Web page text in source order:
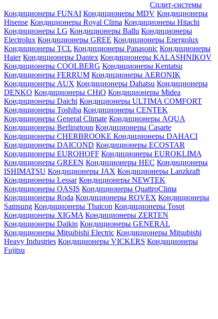
Сплит-системы
Кондиционеры FUNAI Кондиционеры MDV Кондиционеры
Hisense Кондиционеры Royal Clima Кондиционеры Hitachi
Кондиционеры LG Кондиционеры Ballu Кондиционеры
Electrolux Кондиционеры GREE Кондиционеры Energolux
Кондиционеры TCL Кондиционеры Panasonic Кондиционеры
Haier Кондиционеры Dantex Кондиционеры KALASHNIKOV
Кондиционеры СOOLBERG Кондиционеры Kentatsu
Кондиционеры FERRUM Кондиционеры AERONIK
Кондиционеры AUX Кондиционеры Dahatsu Кондиционеры
DENKO Кондиционеры CHiQ Кондиционеры Midea
Кондиционеры Daichi Кондиционеры ULTIMA COMFORT
Кондиционеры Toshiba Кондиционеры CENTEK
Кондиционеры General Climate Кондиционеры AQUA
Кондиционеры Berlingtoun Кондиционеры Casarte
Кондиционеры CHERBROOKE Кондиционеры DAHACI
Кондиционеры DAICOND Кондиционеры ECOSTAR
Кондиционеры EUROHOFF Кондиционеры EUROKLIMA
Кондиционеры GREEN Кондиционеры HEC Кондиционеры
ISHIMATSU Кондиционеры JAX Кондиционеры Lanzkraft
Кондиционеры Lessar Кондиционеры NEWTEK
Кондиционеры OASIS Кондиционеры QuattroClima
Кондиционеры Roda Кондиционеры ROVEX Кондиционеры
Samsung Кондиционеры Thaicon Кондиционеры Tosot
Кондиционеры XIGMA Кондиционеры ZERTEN
Кондиционеры Daikin Кондиционеры GENERAL
Кондиционеры Mitsubishi Electric Кондиционеры Mitsubishi
Heavy Industries Кондиционеры VICKERS Кондиционеры
Fujitsu